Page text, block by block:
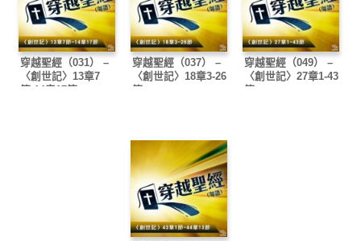
穿越聖經（031） –
〈創世記〉13章7
節-14章17節
穿越聖經（037） –
〈創世記〉18章3-26
節
穿越聖經（049） –
〈創世記〉27章1-43
節